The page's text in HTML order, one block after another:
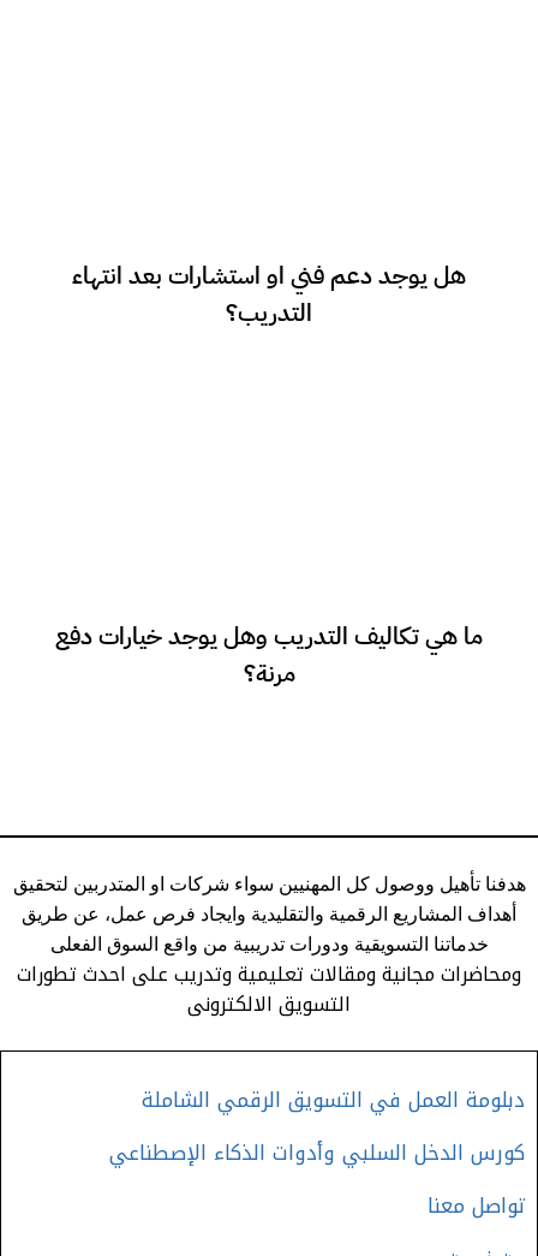
هل يوجد دعم فني او استشارات بعد انتهاء
التدريب؟
بالطبع يتم متابعة الشركات وفرقهم من قبل
خبرائنا لضمان افضل النتائج.
ما هي تكاليف التدريب وهل يوجد خيارات دفع
مرنة؟
والمهارات المطلوب تدريب الكوادر عليها. وبالفعل
لدينا خطط دفع مرنة.
هدفنا تأهيل ووصول كل المهنيين سواء شركات او المتدربين لتحقيق
أهداف المشاريع الرقمية والتقليدية وايجاد فرص عمل، عن طريق
خدماتنا التسويقية ودورات تدريبية من واقع السوق الفعلى
ومحاضرات مجانية ومقالات تعليمية وتدريب على احدث تطورات
التسويق الالكترونى
دبلومة العمل في التسويق الرقمي الشاملة
كورس الدخل السلبي وأدوات الذكاء الإصطناعي
تواصل معنا